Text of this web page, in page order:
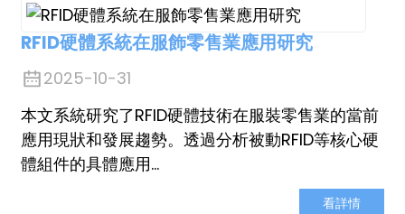
RFID硬體系統在服飾零售業應用研究
2025-10-31
本文系統研究了RFID硬體技術在服裝零售業的當前
應用現狀和發展趨勢。透過分析被動RFID等核心硬
體組件的具體應用…
看詳情